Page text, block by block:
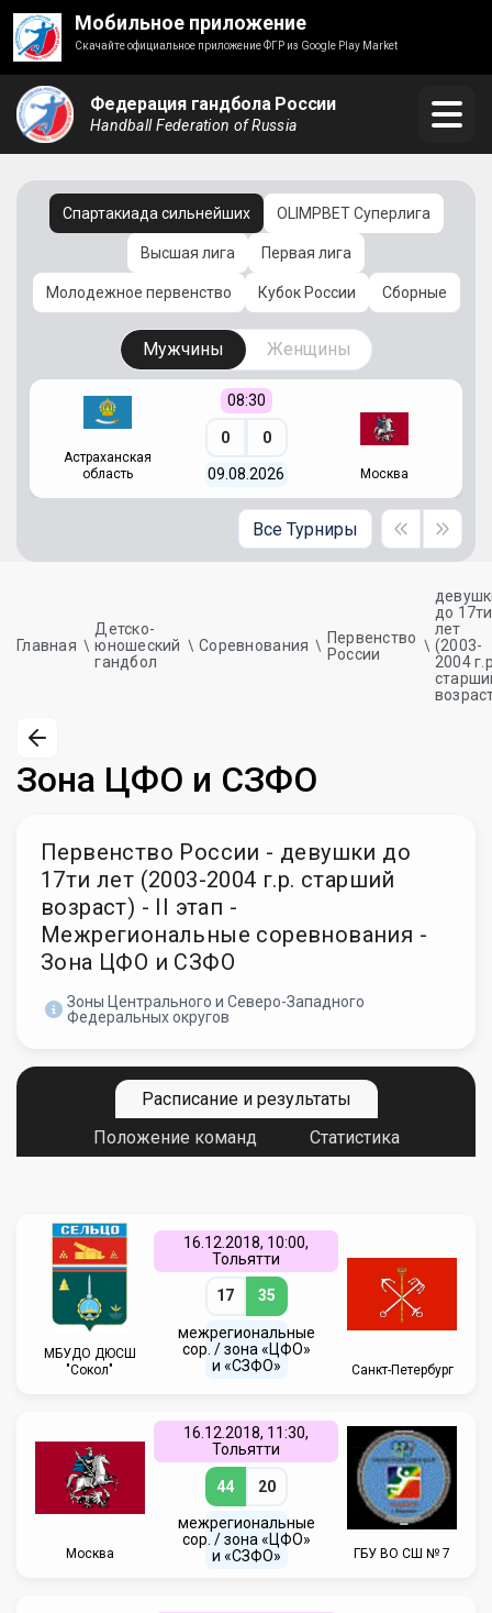
Мобильное приложение
Скачайте официальное приложение ФГР из Google Play Market
Федерация гандбола России
Handball Federation of Russia
Спартакиада сильнейших OLIMPBET Суперлига
Высшая лига Первая лига
Молодежное первенство Кубок России Сборные
Мужчины Женщины
Астраханская
область
08:30
0 0
09.08.2026 Москва
Все Турниры
Главная
Детско-
юношеский
гандбол
Соревнования
Первенство
России
до 17ти
лет
(2003-
2004
Зона ЦФО и СЗФО
Первенство России - девушки до
17ти лет (2003-2004 г.р. старший
возраст) - II этап -
Межрегиональные соревнования -
Зона ЦФО и СЗФО
Зоны Центрального и Северо-Западного
Федеральных округов
Расписание и результаты
Положение команд
Статистика
МБУДО ДЮСШ
"Сокол"
16.12.2018, 10:00,
Тольятти
17 35
межрегиональные
сор. / зона «ЦФО»
и «СЗФО»
Санкт-Петербург
Москва
16.12.2018, 11:30,
Тольятти
44 20
межрегиональные
сор. / зона «ЦФО»
и «СЗФО»
ГБУ ВО СШ № 7